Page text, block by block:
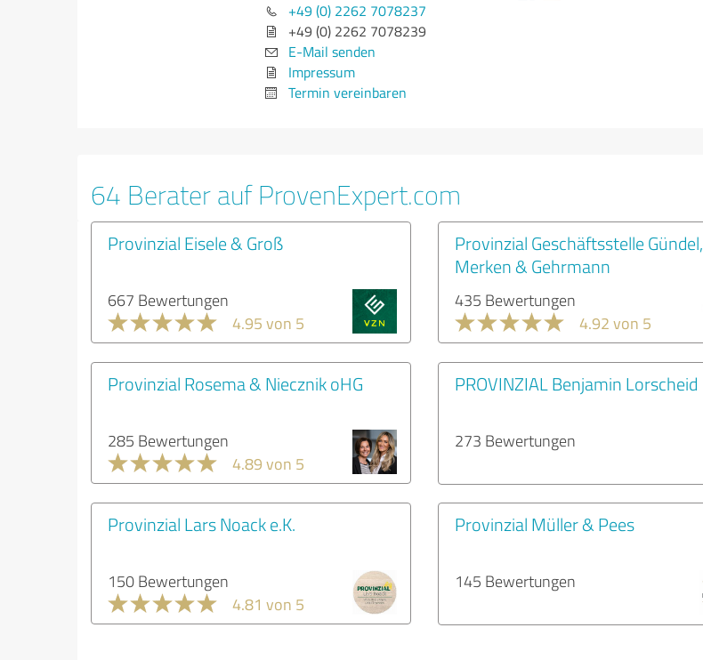
+49 (0) 2262 7078237
+49 (0) 2262 7078239
E-Mail senden
Impressum
Termin vereinbaren
64 Berater auf ProvenExpert.com
Provinzial Eisele & Groß
667 Bewertungen
4.95 von 5
Provinzial Geschäftsstelle Gündel,
Merken & Gehrmann
435 Bewertungen
4.92 von 5
Provinzial Rosema & Niecznik oHG
285 Bewertungen
4.89 von 5
PROVINZIAL Benjamin Lorscheid
273 Bewertungen
Provinzial Lars Noack e.K.
150 Bewertungen
4.81 von 5
Provinzial Müller & Pees
145 Bewertungen